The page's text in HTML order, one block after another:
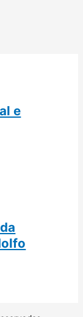
e